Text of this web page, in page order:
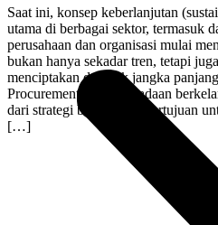
Saat ini, konsep keberlanjutan
utama di berbagai sektor, termasuk
perusahaan dan organisasi mulai
bukan hanya sekadar tren, tetapi
menciptakan dampak jangka
Procurement atau pengadaan
dari strategi bisnis yang bertujuan
[…]